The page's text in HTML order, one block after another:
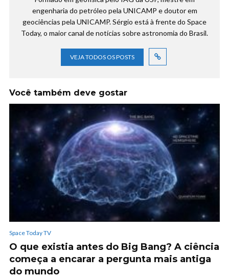
engenharia do petróleo pela UNICAMP e doutor em
geociências pela UNICAMP. Sérgio está à frente do Space
Today, o maior canal de notícias sobre astronomia do Brasil.
VEJA TODOS OS POSTS
Você também deve gostar
Space Today TV
O que existia antes do Big Bang? A ciência
começa a encarar a pergunta mais antiga
do mundo